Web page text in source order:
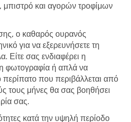
και αγορών τροφίμων
ο καθαρός ουρανός
για να εξερευνήσετε τη
Είτε σας ενδιαφέρει η
φωτογραφία ή απλά να
που περιβάλλεται από
τους μήνες θα σας βοηθήσει
σας.
κατά την υψηλή περίοδο